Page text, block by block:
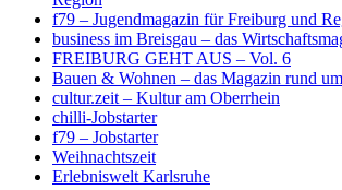
f79 – Jugendmagazin für Freiburg und
business im Breisgau – das
FREIBURG GEHT AUS – Vol. 6
Bauen & Wohnen – das Magazin rund
cultur.zeit – Kultur am Oberrhein
chilli-Jobstarter
f79 – Jobstarter
Weihnachtszeit
Erlebniswelt Karlsruhe